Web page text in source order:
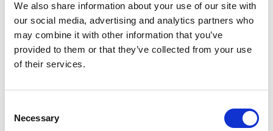
We also share information about your use of our site with
our social media, advertising and analytics partners who
may combine it with other information that you’ve
provided to them or that they’ve collected from your use
of their services.
Selection
Necessary
om geen telefoons meer toe te laten in de klas.